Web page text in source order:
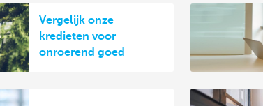
Vergelijk onze
kredieten voor
onroerend goed